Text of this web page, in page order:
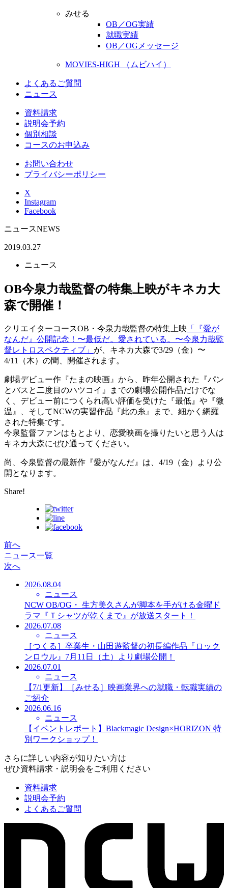
みせる
OB／OG実績
就職実績
OB／OGメッセージ
MOVIES-HIGH （ムビハイ）
よくあるご質問
ニュース
資料請求
説明会予約
個別相談
コースのお申込み
お問い合わせ
プライバシーポリシー
X
Instagram
Facebook
ニュースNEWS
2019.03.27
ニュース
OB今泉力哉監督の特集上映がキネカ大
森で開催！
クリエイターコースOB・今泉力哉監督の特集上映 「『愛が
なんだ』公開記念！〜最低だ。愛されている。〜今泉力哉監
督レトロスペクティブ」 が、キネカ大森で3/29（金）〜
4/11（木）の間、開催されます。
劇場デビュー作『たまの映画』から、昨年公開された『パン
とバスと二度目のハツコイ』までの劇場公開作品だけでな
く、デビュー前につくられ高い評価を受けた『最低』や『微
温』、そしてNCWの実習作品『此の糸』まで、細かく網羅
された特集です。
今泉監督ファンはもとより、恋愛映画を撮りたいと思う人は
キネカ大森にぜひ通ってください。
尚、今泉監督の最新作『愛がなんだ』は、4/19（金）より公
開となります。
Share!
前へ
ニュース一覧
次へ
2026.08.04
ニュース
NCW OB/OG・ 生方美久さんが脚本を手がける金曜ド
ラマ『Ｔシャツが乾くまで』が放送スタート！
2026.07.08
ニュース
［つくる］卒業生・山田遊監督の初長編作品『ロック
ンロウル』7月11日（土）より劇場公開！
2026.07.01
ニュース
【7/1更新】［みせる］映画業界への就職・転職実績の
ご紹介
2026.06.16
ニュース
【イベントレポート】Blackmagic Design×HORIZON 特
別ワークショップ！
さらに詳しい内容が知りたい方は
ぜひ資料請求・説明会をご利用ください
資料請求
説明会予約
よくあるご質問